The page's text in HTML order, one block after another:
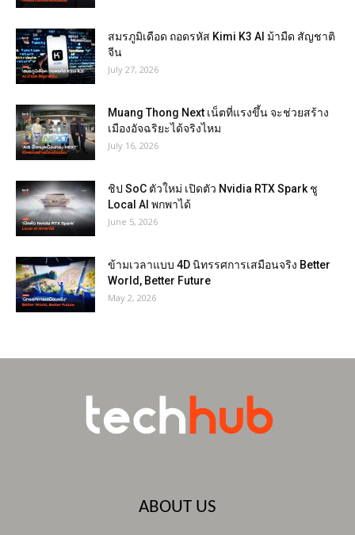
สมรภูมิเดือด ถอดรหัส Kimi K3 AI ม้ามืด สัญชาติ
จีน
July 27, 2026
Muang Thong Next เน็ตที่แรงขึ้น จะช่วยสร้าง
เมืองอัจฉริยะได้จริงไหม
July 16, 2026
ชิป SoC ตัวใหม่ เปิดตัว Nvidia RTX Spark ชู
Local AI พกพาได้
June 5, 2026
ข้ามเวลาแบบ 4D นิทรรศการเสมือนจริง Better
World, Better Future
May 2, 2026
ABOUT US